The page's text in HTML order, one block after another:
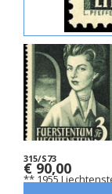
315/S73
** 1955
€ 90,00